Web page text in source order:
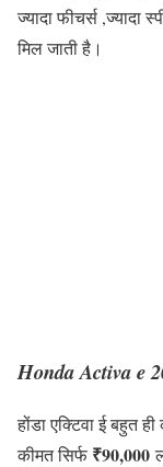
ज्यादा फीचर्स
मिल जाती है।
Honda Activa e
होंडा एक्टिवा ई बहुत
कीमत सिर्फ ₹90,000